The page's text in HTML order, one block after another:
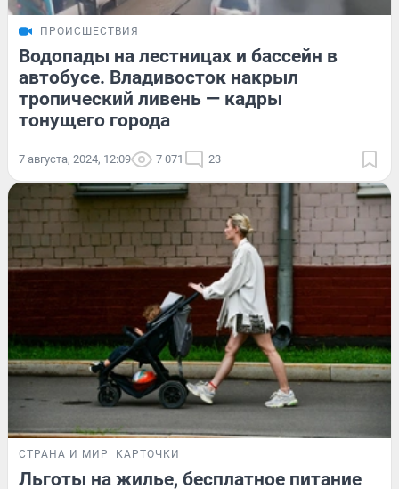
ПРОИСШЕСТВИЯ
Водопады на лестницах и бассейн в
автобусе. Владивосток накрыл
тропический ливень — кадры
тонущего города
7 августа, 2024, 12:09 7 071 23
СТРАНА И МИР КАРТОЧКИ
Льготы на жилье, бесплатное питание